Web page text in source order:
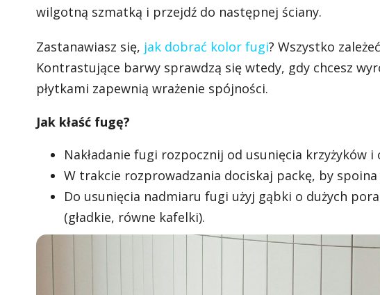
wilgotną szmatką i przejdź do następnej ściany.
Zastanawiasz się, jak dobrać kolor fugi? Wszystko
Kontrastujące barwy sprawdzą się wtedy, gdy chcesz
płytkami zapewnią wrażenie spójności.
Jak kłaść fugę?
Nakładanie fugi rozpocznij od usunięcia krzyżyków i
W trakcie rozprowadzania dociskaj packę, by
Do usunięcia nadmiaru fugi użyj gąbki o dużych
(gładkie, równe kafelki).